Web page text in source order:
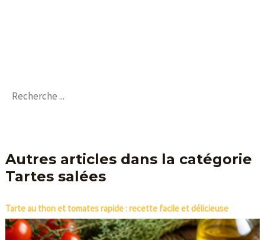
Autres articles dans la catégorie
Tartes salées
Tarte au thon et tomates rapide : recette facile et délicieuse